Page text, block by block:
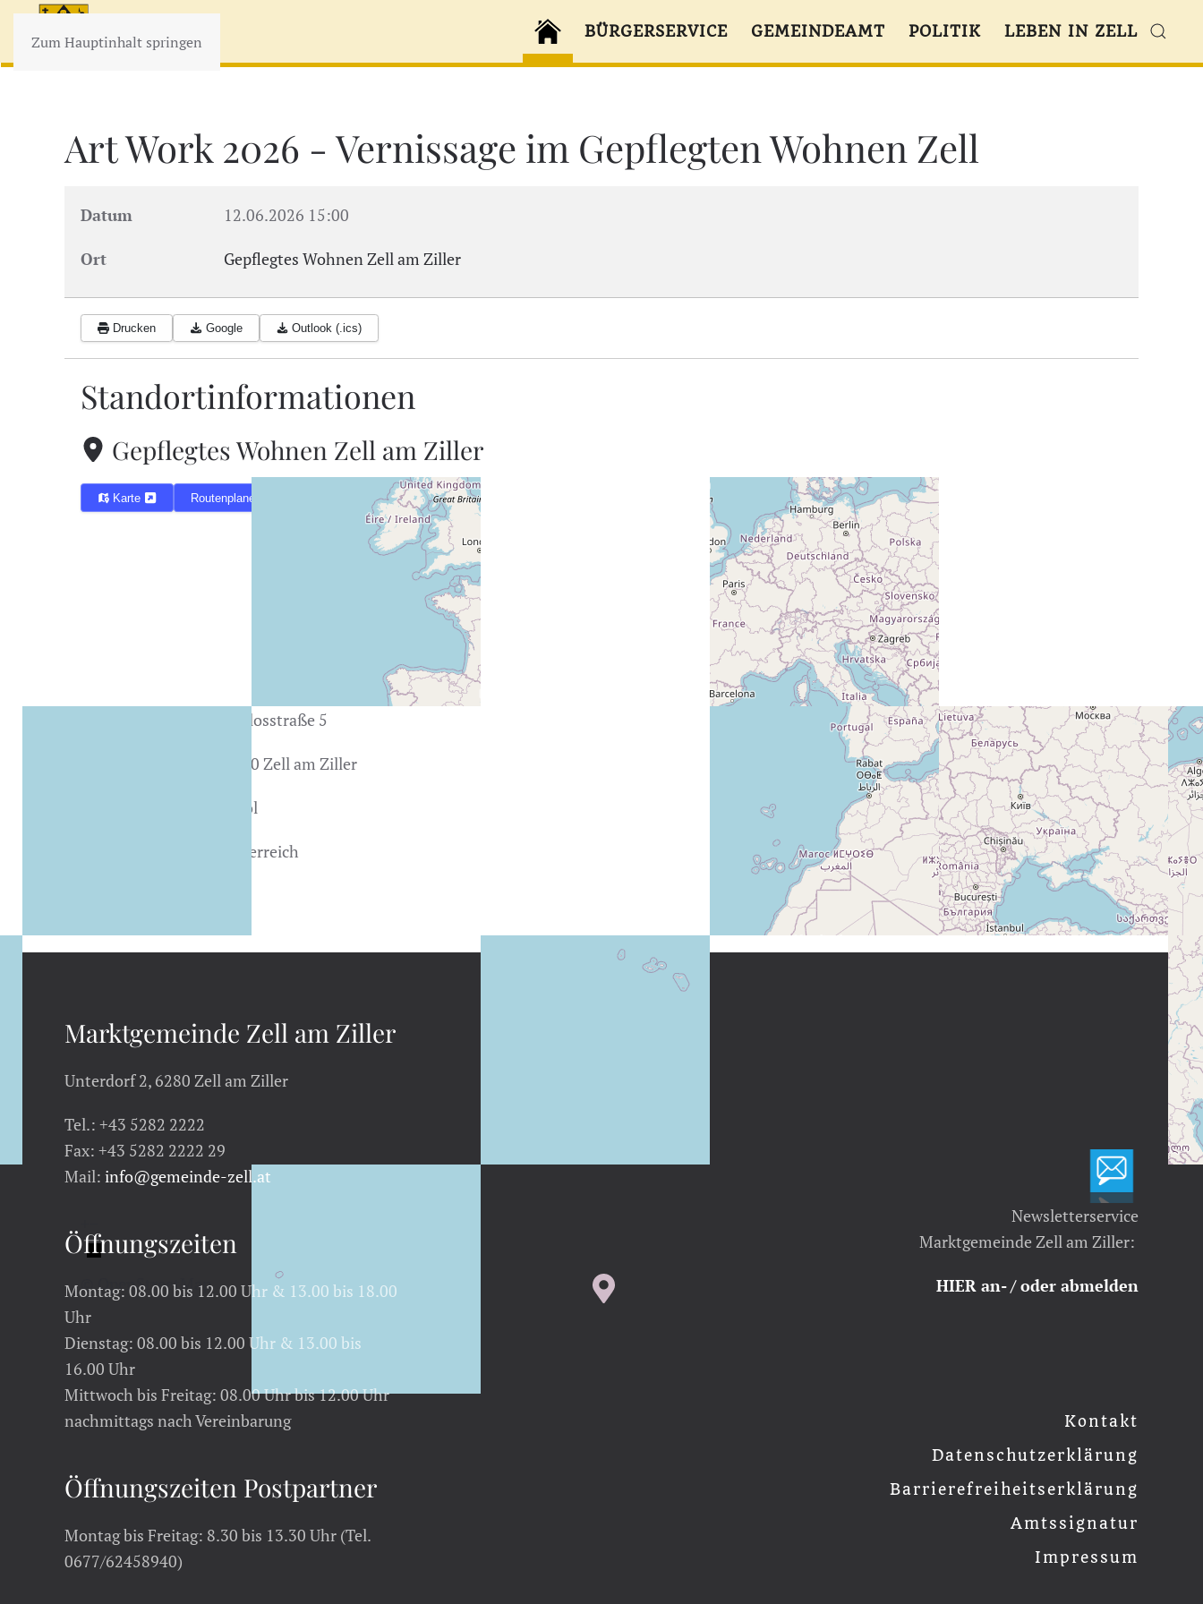
Zum Hauptinhalt springen
BÜRGERSERVICE GEMEINDEAMT POLITIK LEBEN IN ZELL
Art Work 2026 - Vernissage im Gepflegten Wohnen Zell
Datum 12.06.2026 15:00
Ort Gepflegtes Wohnen Zell am Ziller
Drucken Google Outlook (.ics)
Standortinformationen
Gepflegtes Wohnen Zell am Ziller
Karte Routenplaner
© OpenStreetMap
Gerlosstraße 5
6280 Zell am Ziller
Tirol
Österreich
Marktgemeinde Zell am Ziller
Unterdorf 2, 6280 Zell am Ziller
Tel.: +43 5282 2222
Fax: +43 5282 2222 29
Mail: info@gemeinde-zell.at
Öffnungszeiten
Montag: 08.00 bis 12.00 Uhr & 13.00 bis 18.00
Uhr
Dienstag: 08.00 bis 12.00 Uhr & 13.00 bis
16.00 Uhr
Mittwoch bis Freitag: 08.00 Uhr bis 12.00 Uhr
nachmittags nach Vereinbarung
Öffnungszeiten Postpartner
Montag bis Freitag: 8.30 bis 13.30 Uhr (Tel.
0677/62458940)
Newsletterservice
Marktgemeinde Zell am Ziller:
HIER an- / oder abmelden
Kontakt
Datenschutzerklärung
Barrierefreiheitserklärung
Amtssignatur
Impressum